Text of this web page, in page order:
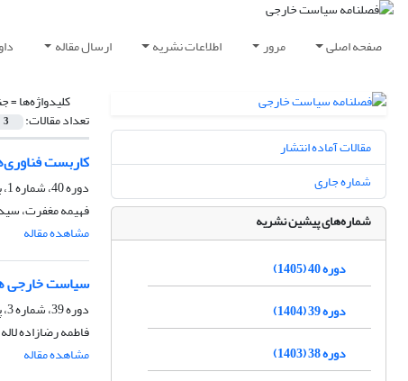
صفحه اصلی مرور اطلاعات نشریه ارسال مقاله
کلیدواژه‌ها =
تعداد مقالات: 3
کاربست
دوره 40، شماره 1، بهار 1405، صفحه
فهیمه مغفرت،
مشاهده مقاله
سیاست خارجی
دوره 39، شماره 3، پاییز 1404، صفحه
فاطمه رضازاده
مشاهده مقاله
مقالات آماده انتشار
شماره جاری
شماره‌های پیشین نشریه
دوره 40 (1405)
دوره 39 (1404)
دوره 38 (1403)